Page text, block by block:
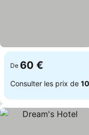
De 60 €
Consulter les prix de